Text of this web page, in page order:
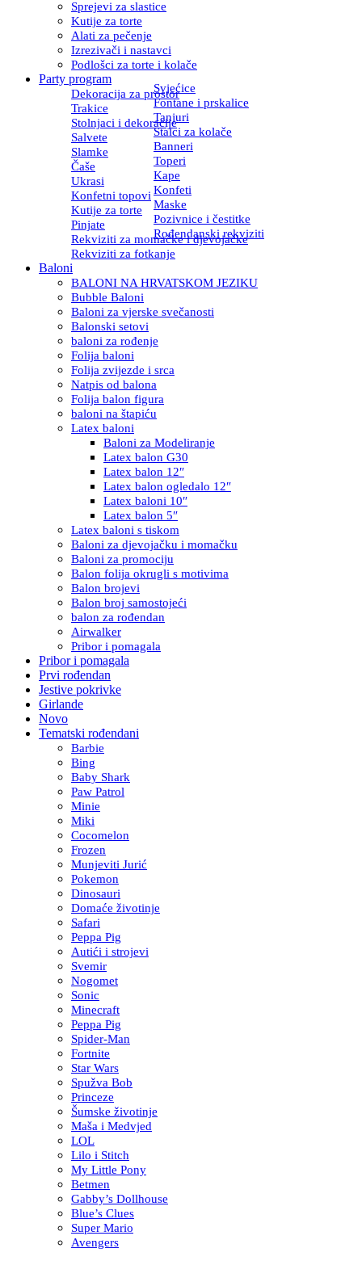
Sprejevi za slastice
Kutije za torte
Alati za pečenje
Izrezivači i nastavci
Podlošci za torte i kolače
Party program
Dekoracija za prostor
Svjećice
Trakice
Fontane i prskalice
Stolnjaci i dekoracije
Tanjuri
Salvete
Stalci za kolače
Slamke
Banneri
Čaše
Toperi
Ukrasi
Kape
Konfetni topovi Konfeti
Kutije za torte
Maske
Pinjate
Pozivnice i čestitke
Rekviziti za momačke i djevojačke
Rođendanski rekviziti
Rekviziti za fotkanje
Baloni
BALONI NA HRVATSKOM JEZIKU
Bubble Baloni
Baloni za vjerske svečanosti
Balonski setovi
baloni za rođenje
Folija baloni
Folija zvijezde i srca
Natpis od balona
Folija balon figura
baloni na štapiću
Latex baloni
Baloni za Modeliranje
Latex balon G30
Latex balon 12″
Latex balon ogledalo 12″
Latex baloni 10″
Latex balon 5″
Latex baloni s tiskom
Baloni za djevojačku i momačku
Baloni za promociju
Balon folija okrugli s motivima
Balon brojevi
Balon broj samostojeći
balon za rođendan
Airwalker
Pribor i pomagala
Pribor i pomagala
Prvi rođendan
Jestive pokrivke
Girlande
Novo
Tematski rođendani
Barbie
Bing
Baby Shark
Paw Patrol
Minie
Miki
Cocomelon
Frozen
Munjeviti Jurić
Pokemon
Dinosauri
Domaće životinje
Safari
Peppa Pig
Autići i strojevi
Svemir
Nogomet
Sonic
Minecraft
Peppa Pig
Spider-Man
Fortnite
Star Wars
Spužva Bob
Princeze
Šumske životinje
Maša i Medvjed
LOL
Lilo i Stitch
My Little Pony
Betmen
Gabby’s Dollhouse
Blue’s Clues
Super Mario
Avengers